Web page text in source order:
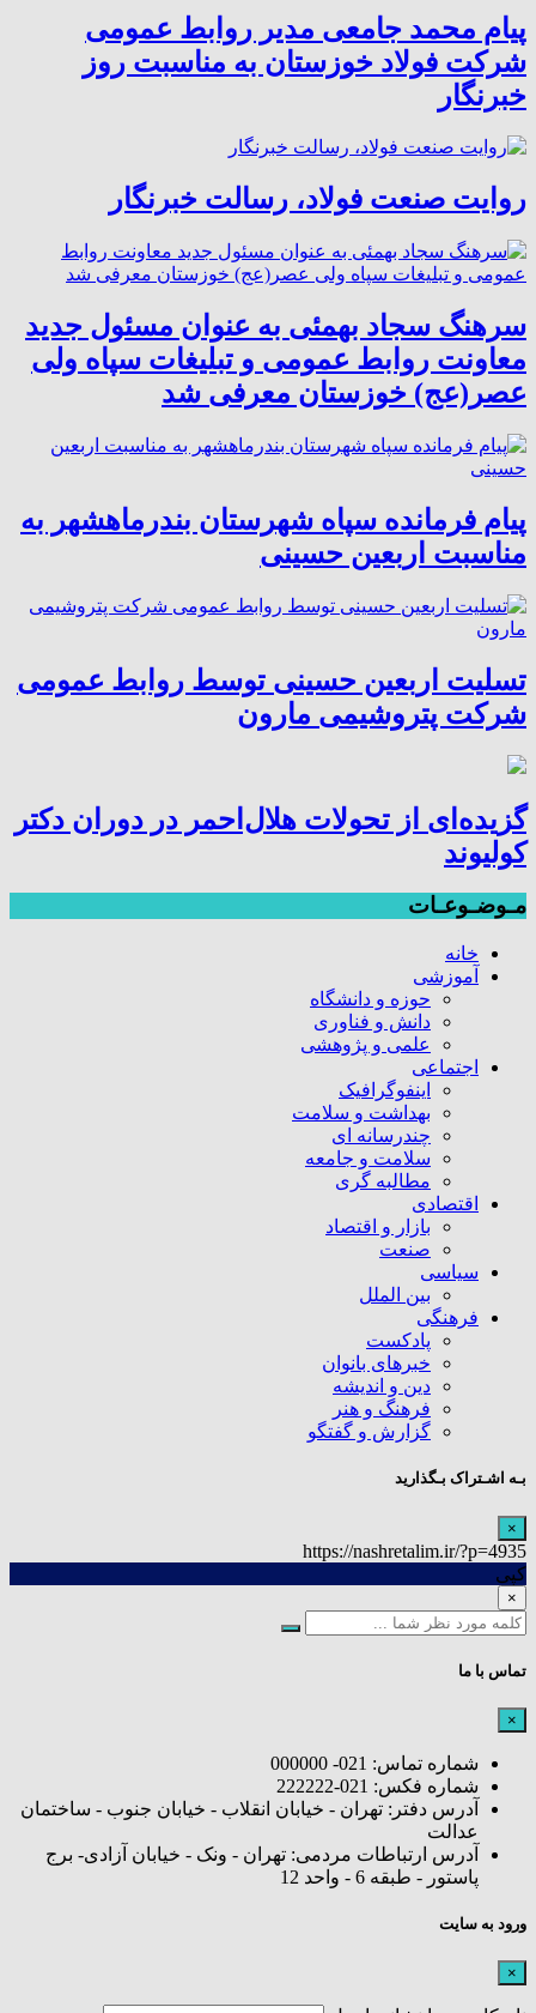
پیام محمد جامعی مدیر روابط عمومی
شرکت فولاد خوزستان به مناسبت روز
خبرنگار
روایت صنعت فولاد،‌ رسالت خبرنگار
سرهنگ سجاد بهمئی به عنوان مسئول جدید
معاونت روابط عمومی و تبلیغات سپاه ولی
عصر(عج) خوزستان معرفی شد
پیام فرمانده سپاه شهرستان بندرماهشهر به
مناسبت اربعین حسینی
تسلیت اربعین حسینی توسط روابط عمومی
شرکت پتروشیمی مارون
گزیده‌ای از تحولات هلال‌احمر در دوران دکتر
کولیوند
مـوضـوعـات
خانه
آموزشی
حوزه و دانشگاه
دانش و فناوری
علمی و پژوهشی
اجتماعی
اینفوگرافیک
بهداشت و سلامت
چندرسانه ای
سلامت و جامعه
مطالبه گری
اقتصادی
بازار و اقتصاد
صنعت
سیاسی
بین الملل
فرهنگی
پادکست
خبرهای بانوان
دین و اندیشه
فرهنگ و هنر
گزارش و گفتگو
بـه اشـتراک بـگذارید
×
https://nashretalim.ir/?p=4935
کپی
×
تماس با ما
×
شماره تماس: 021- 000000
شماره فکس: 021-222222
آدرس دفتر: تهران - خیابان انقلاب - خیابان جنوب - ساختمان
عدالت
آدرس ارتباطات مردمی: تهران - ونک - خیابان آزادی- برج
پاستور - طبقه 6 - واحد 12
ورود به سایت
×